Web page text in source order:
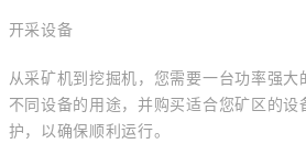
开采设备
从采矿机到挖掘机，您需要一台功率强
不同设备的用途，并购买适合您矿区的设
护，以确保顺利运行。